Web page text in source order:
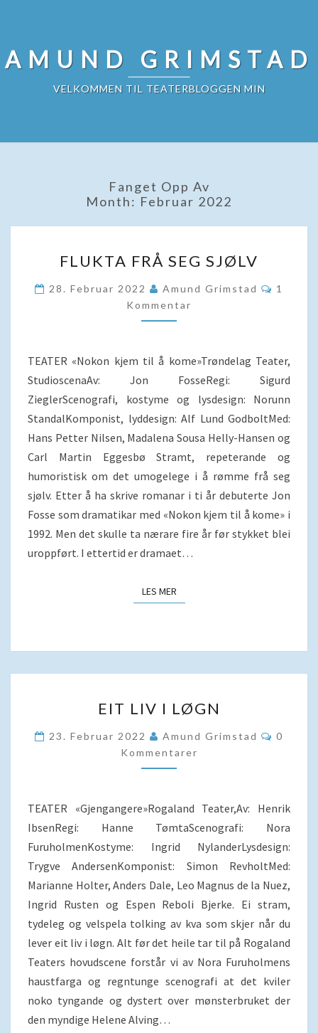
content
AMUND GRIMSTAD
VELKOMMEN TIL TEATERBLOGGEN MIN
Fanget Opp Av
Month: Februar 2022
FRÅ
SEG
SJØLV
FLUKTA FRÅ SEG SJØLV
28. Februar 2022 Amund Grimstad
1
Kommentar
TEATER «Nokon kjem til å kome»Trøndelag Teater,
StudioscenaAv: Jon FosseRegi: Sigurd
ZieglerScenografi, kostyme og lysdesign: Norunn
StandalKomponist, lyddesign: Alf Lund GodboltMed:
Hans Petter Nilsen, Madalena Sousa Helly-Hansen og
Carl Martin Eggesbø Stramt, repeterande og
humoristisk om det umogelege i å rømme frå seg
sjølv. Etter å ha skrive romanar i ti år debuterte Jon
Fosse som dramatikar med «Nokon kjem til å kome» i
1992. Men det skulle ta nærare fire år før stykket blei
uroppført. I ettertid er dramaet…
LES MERLES MER
LIV
LØGN
EIT LIV I LØGN
23. Februar 2022 Amund Grimstad
0
Kommentarer
TEATER «Gjengangere»Rogaland Teater,Av: Henrik
IbsenRegi: Hanne TømtaScenografi: Nora
FuruholmenKostyme: Ingrid NylanderLysdesign:
Trygve AndersenKomponist: Simon RevholtMed:
Marianne Holter, Anders Dale, Leo Magnus de la Nuez,
Ingrid Rusten og Espen Reboli Bjerke. Ei stram,
tydeleg og velspela tolking av kva som skjer når du
lever eit liv i løgn. Alt før det heile tar til på Rogaland
Teaters hovudscene forstår vi av Nora Furuholmens
haustfarga og regntunge scenografi at det kviler
noko tyngande og dystert over mønsterbruket der
den myndige Helene Alving…